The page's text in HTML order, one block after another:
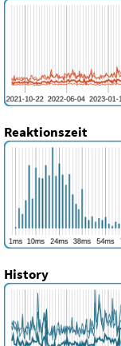
Reaktionszeit
History